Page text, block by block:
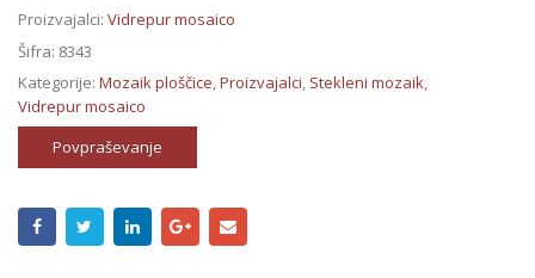
Proizvajalci: Vidrepur mosaico
Šifra: 8343
Kategorije: Mozaik ploščice,Proizvajalci, Stekleni mozaik,
Vidrepur mosaico
Povpraševanje